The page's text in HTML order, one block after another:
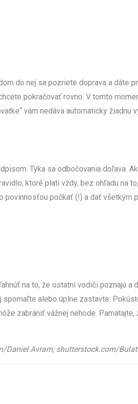
do nej sa pozriete doprava a dáte
pokračovať rovno. V tomto
vám nedáva automaticky
Týka sa odbočovania doľava.
ktoré platí vždy, bez ohľadu na
počkať (!) a dať
na to, že ostatní vodiči poznajú a
alebo úplne zastavte.
zabrániť vážnej nehode.
Daniel Avram; shutterstock.com/